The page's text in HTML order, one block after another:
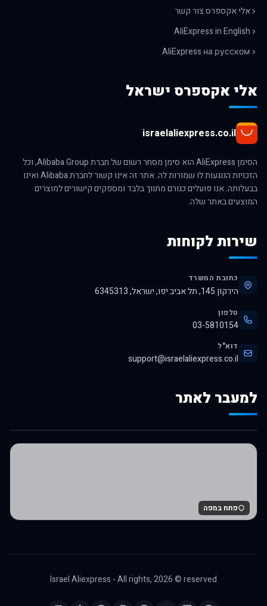
אלי אקספרס צור קשר
AliExpress in English
AliExpress на русском
אלי אקספרס ישראל
israelaliexpress.co.il
הסימן AliExpress הוא סימן מסחר רשום של חברת Alibaba Group, וכל
הזכויות הנוגעות לו שמורות לה. אתר זה אינו קשור לחברת Alibaba ואינו
בבעלותה. אנו פועלים כגורם מתווך בלבד ומספקים קישורים למוצרים
המוצעים באתר שלה.
שירות לקוחות
כתובת המשרד
הירקון 145, תל אביב יפו, ישראל, 6345313
טלפון
03-5810154
דוא"ל
support@israelaliexpress.co.il
למעבר לאתר
לרכישה באלי אקספרס
פתח במפה
Israel Aliexpress - All rights,2026© reserved